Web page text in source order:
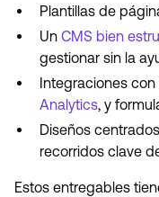
Plantillas de
Un CMS bien
gestionar sin la
Integraciones con
Analytics, y
Diseños
recorridos clave
Estos entregables